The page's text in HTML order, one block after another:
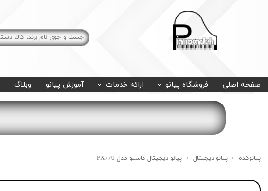
صفحه اصلی فروشگاه پیانو ارائه خدمات آموزش پیانو وبلاگ
پیانوکده پیانو دیجیتال پیانو دیجیتال کاسیو مدل PX770